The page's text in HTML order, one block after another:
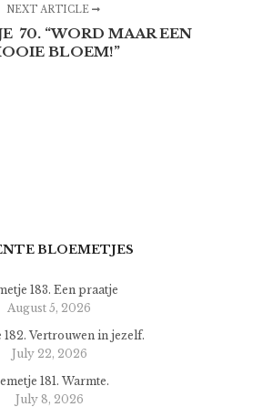
NEXT ARTICLE
70. “WORD MAAR EEN
BLOEM!”
BLOEMETJES
183. Een praatje
August 5, 2026
182. Vertrouwen in jezelf.
July 22, 2026
181. Warmte.
July 8, 2026